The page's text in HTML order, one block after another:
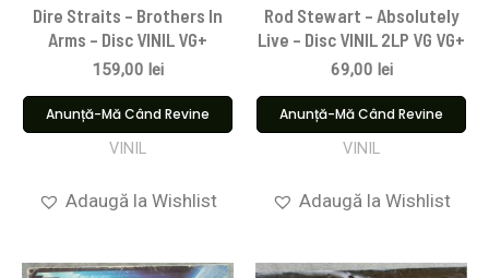
Dire Straits ‎– Brothers In
Arms – Disc VINIL VG+
159,00 lei
Anunță-Mă Când Revine
VINIL
Adaugă la Wishlist
Rod Stewart – Absolutely
Live – Disc VINIL 2LP VG VG+
69,00 lei
Anunță-Mă Când Revine
VINIL
Adaugă la Wishlist